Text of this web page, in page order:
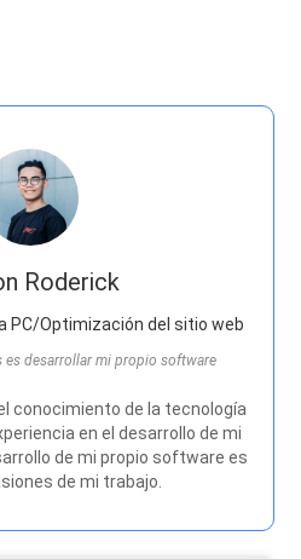
Roderick
PC/Optimización del sitio web
es desarrollar mi propio software
conocimiento de la tecnología
en el desarrollo de mi
de mi propio software es
de mi trabajo.